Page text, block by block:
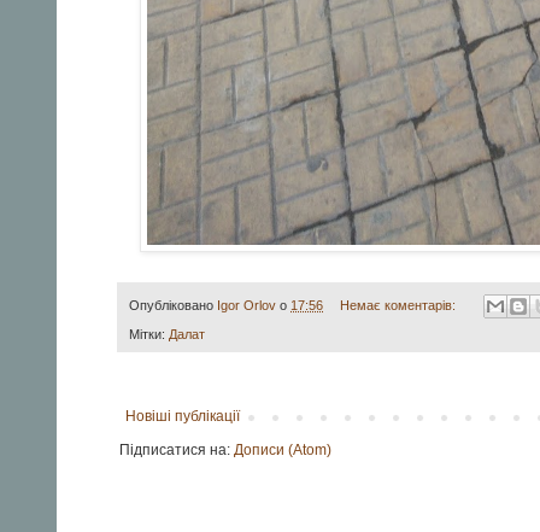
Опубліковано Igor Orlov о 17:56 Немає коментарів:
Мітки: Далат
Новіші публікації
Підписатися на: Дописи (Atom)